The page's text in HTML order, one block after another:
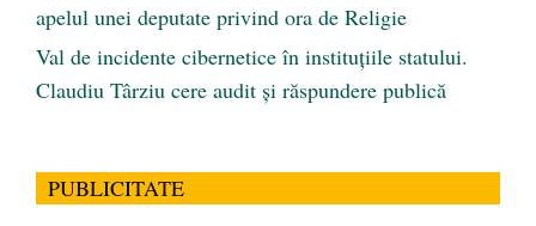
apelul unei deputate privind ora de Religie
Val de incidente cibernetice în instituțiile statului.
Claudiu Târziu cere audit și răspundere publică
PUBLICITATE